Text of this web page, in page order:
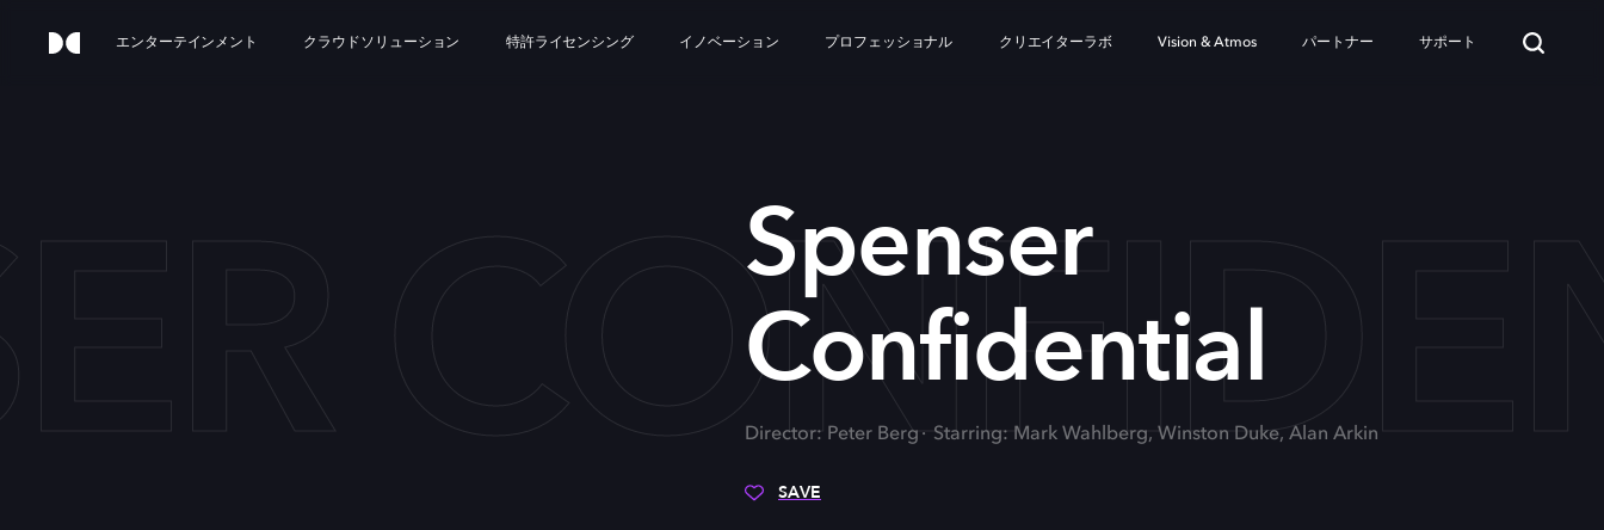
エンターテインメント クラウドソリューション 特許ライセンシング イノベーション プロフェッショナル クリエイターラボ Vision & Atmos パートナー サポート
Spenser
Confidential
Director: Peter Berg Starring: Mark Wahlberg, Winston Duke, Alan Arkin
SAVE